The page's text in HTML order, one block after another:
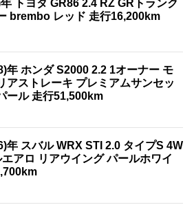
トヨタ GR86 2.4 RZ GRトランク
brembo レッド 走行16,200km
年 ホンダ S2000 2.2 1オーナー モ
アストレーキ プレミアムサンセッ
ール 走行51,500km
年 スバル WRX STI 2.0 タイプS 4W
エアロ リアウイング パールホワイ